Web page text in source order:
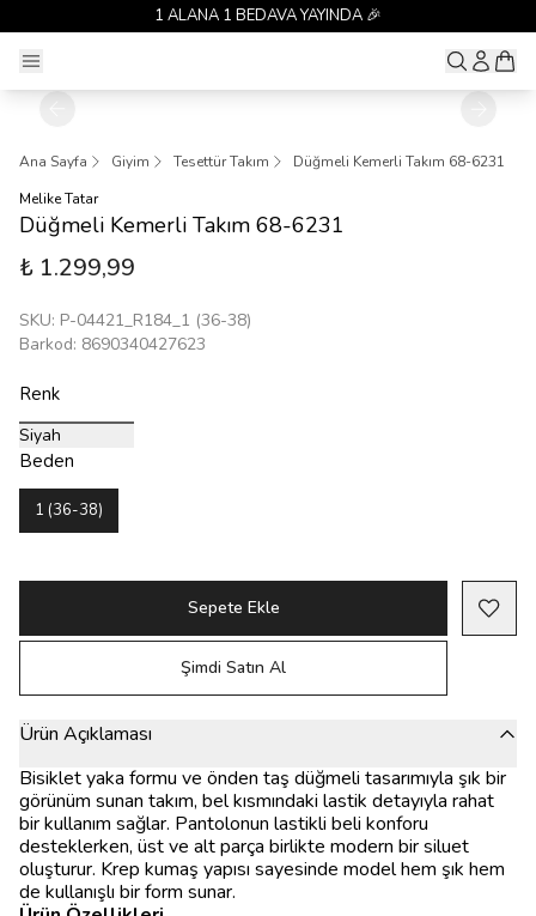
1 ALANA 1 BEDAVA YAYINDA 🎉
Ana Sayfa Giyim Tesettür Takım
Düğmeli Kemerli Takım 68-6231
Melike Tatar
Düğmeli Kemerli Takım 68-6231
₺ 1.299,99
SKU: P-04421_R184_1 (36-38)
Barkod: 8690340427623
Renk
Siyah
Beden
1 (36-38)
Sepete Ekle
Şimdi Satın Al
Ürün Açıklaması
Bisiklet yaka formu ve önden taş düğmeli tasarımıyla şık bir
görünüm sunan takım, bel kısmındaki lastik detayıyla rahat
bir kullanım sağlar. Pantolonun lastikli beli konforu
desteklerken, üst ve alt parça birlikte modern bir siluet
oluşturur. Krep kumaş yapısı sayesinde model hem şık hem
de kullanışlı bir form sunar.